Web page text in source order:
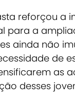
reforçou a
para a
ainda não
de
as
desses